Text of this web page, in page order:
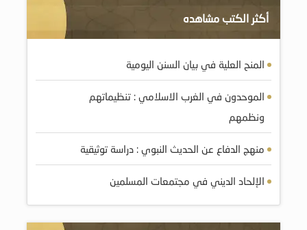
أكثر الكتب مشاهده
المنح العلية في بيان السنن اليومية
الموحدون في الغرب الاسلامي : تنظيماتهم
ونظمهم
منهج الدفاع عن الحديث النبوي : دراسة توثيقية
الإلحاد الديني في مجتمعات المسلمين